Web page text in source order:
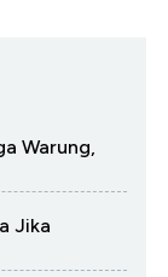
Warung,
Jika